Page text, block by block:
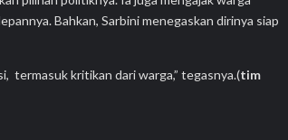
Bahkan, Sarbini menegaskan dirinya siap
termasuk kritikan dari warga,” tegasnya.(tim